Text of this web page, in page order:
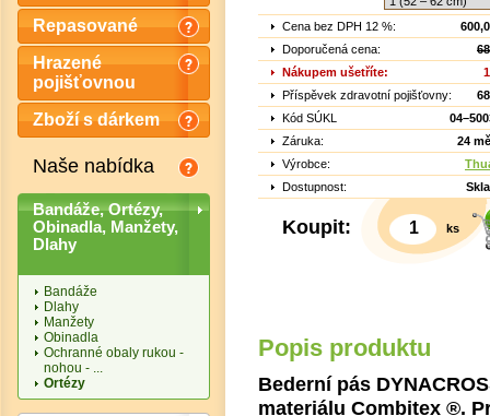
Repasované
Hrazené
pojišťovnou
Zboží s dárkem
Naše nabídka
Bandáže, Ortézy,
Obinadla, Manžety,
Dlahy
Bandáže
Dlahy
Manžety
Obinadla
Ochranné obaly rukou -
nohou - ...
Ortézy
Cena bez DPH 12 %:
Doporučená cena:
Nákupem ušetříte:
Příspěvek zdravotní pojišťovny:
Kód SÚKL
Záruka:
24
Výrobce:
Dostupnost:
Koupit: ks
Popis produktu
Bederní pás
materiálu Combitex ®.